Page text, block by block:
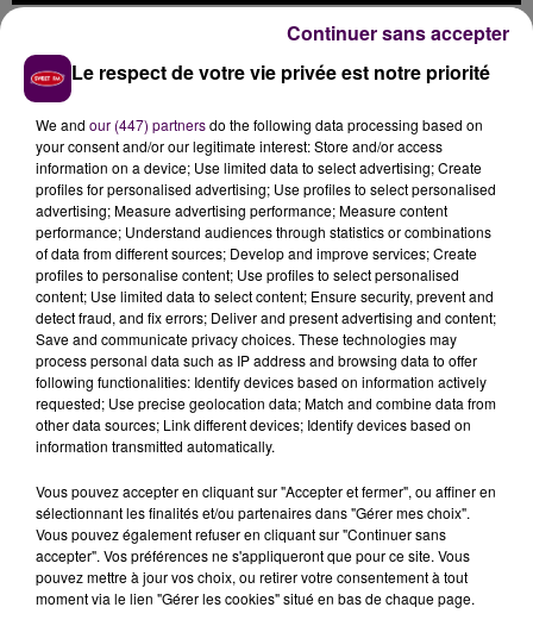
JUSTIN WELLINGTON - REPLAY
3 mars 2023
MAËLLE - FLASH
Le respect de votre vie privée est notre priorité
We and our (447) partnersdo the following data processing based on
your consent and/or our legitimate interest: Store and/or access
information on a device; Use limited data to select advertising; Create
profiles for personalised advertising; Use profiles to select personalised
advertising; Measure advertising performance; Measure content
performance; Understand audiences through statistics or combinations
of data from different sources; Develop and improve services; Create
profiles to personalise content; Use profiles to select personalised
content; Use limited data to select content; Ensure security, prevent and
detect fraud, and fix errors; Deliver and present advertising and content;
Save and communicate privacy choices. These technologies may
process personal data such as IP address and browsing data to offer
following functionalities: Identify devices based on information actively
requested; Use precise geolocation data; Match and combine data from
other data sources; Link different devices; Identify devices based on
information transmitted automatically.
Vous pouvez accepter en cliquant sur "Accepter et fermer", ou affiner en
sélectionnant les finalités et/ou partenaires dans "Gérer mes choix".
Vous pouvez également refuser en cliquant sur "Continuer sans
accepter". Vos préférences ne s'appliqueront que pour ce site. Vous
pouvez mettre à jour vos choix, ou retirer votre consentement à tout
moment via le lien "Gérer les cookies" situé en bas de chaque page.
Continuer sans accepter